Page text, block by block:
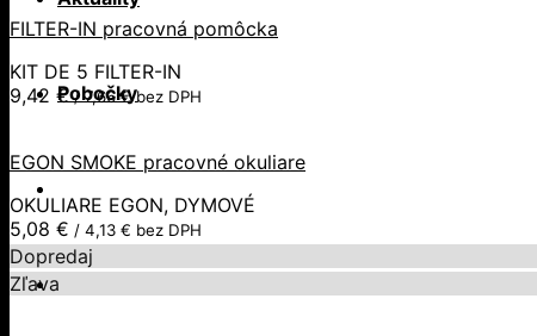
Pobočky
FILTER-IN pracovná pomôcka
KIT DE 5 FILTER-IN
9,42 €/7,66€bez DPH
EGON SMOKE pracovné okuliare
OKULIARE EGON, DYMOVÉ
5,08 € / 4,13 € bez DPH
Dopredaj
Zľava